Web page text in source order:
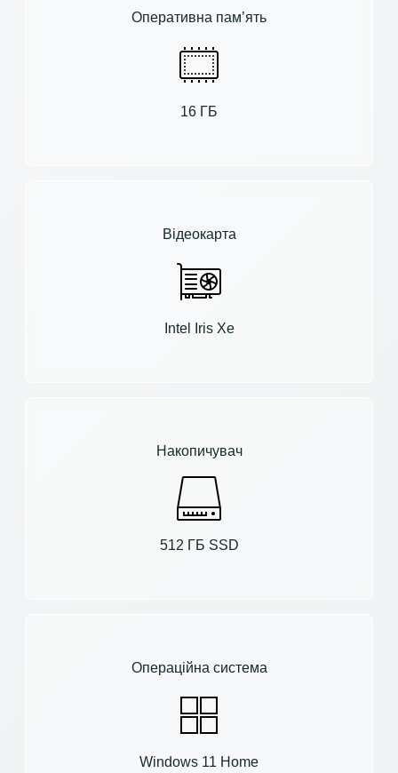
Оперативна пам’ять
16 ГБ
Відеокарта
Intel Iris Xe
Накопичувач
512 ГБ SSD
Операційна система
Windows 11 Home